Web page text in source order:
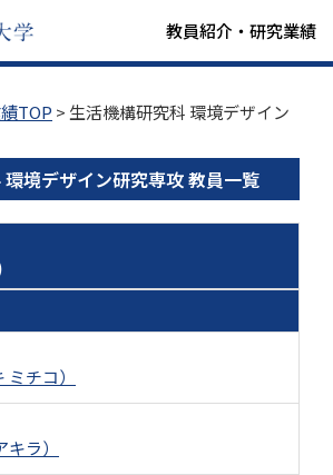
教員紹介・研究業績
TOP > 生活機構研究科 環境デザイン
境デザイン研究専攻 教員一覧
ミチコ）
キラ）